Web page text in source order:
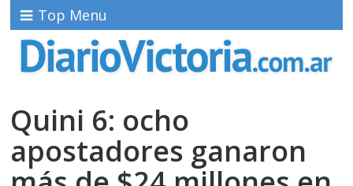
Top Menu
Quini 6: ocho
apostadores ganaron